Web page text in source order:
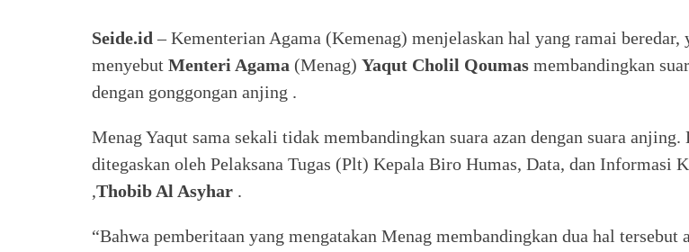
Seide.id – Kementerian Agama (Kemenag) menjelaskan hal yang ramai beredar,
menyebut Menteri Agama (Menag) Yaqut Cholil Qoumas membandingkan
dengan gonggongan anjing .
Menag Yaqut sama sekali tidak membandingkan suara azan dengan suara anjing.
ditegaskan oleh Pelaksana Tugas (Plt) Kepala Biro Humas, Data, dan Informasi
,Thobib Al Asyhar .
“Bahwa pemberitaan yang mengatakan Menag membandingkan dua hal tersebut